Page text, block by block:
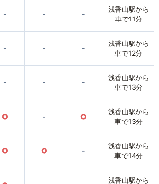
- - -
浅香山駅から
車で11分
- - -
浅香山駅から
車で12分
- - -
浅香山駅から
車で13分
○ - ○
浅香山駅から
車で13分
○ ○ -
浅香山駅から
車で14分
浅香山駅から